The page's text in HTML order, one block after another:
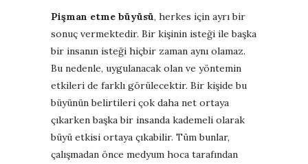
Pişman etme büyüsü, herkes için ayrı bir
sonuç vermektedir. Bir kişinin isteği ile başka
bir insanın isteği hiçbir zaman aynı olamaz.
Bu nedenle, uygulanacak olan ve yöntemin
etkileri de farklı görülecektir. Bir kişide bu
büyünün belirtileri çok daha net ortaya
çıkarken başka bir insanda kademeli olarak
büyü etkisi ortaya çıkabilir. Tüm bunlar,
çalışmadan önce medyum hoca tarafından